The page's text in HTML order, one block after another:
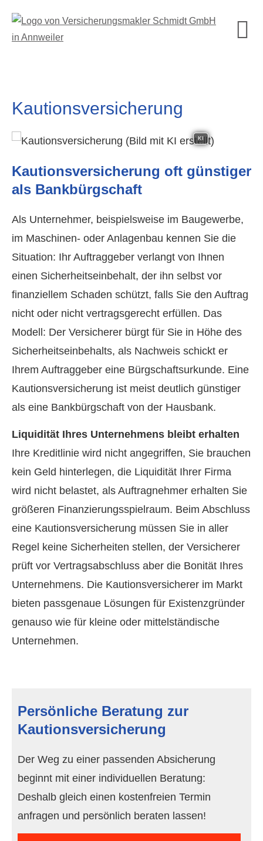
Kautionsversicherung
KI
Kautionsversicherung oft günstiger
als Bankbürgschaft
Als Unternehmer, beispielsweise im Baugewerbe,
im Maschinen- oder Anlagenbau kennen Sie die
Situation: Ihr Auftraggeber verlangt von Ihnen
einen Sicherheitseinbehalt, der ihn selbst vor
finanziellem Schaden schützt, falls Sie den Auftrag
nicht oder nicht vertragsgerecht erfüllen. Das
Modell: Der Versicherer bürgt für Sie in Höhe des
Sicherheitseinbehalts, als Nachweis schickt er
Ihrem Auftraggeber eine Bürgschaftsurkunde. Eine
Kautionsversicherung ist meist deutlich günstiger
als eine Bankbürgschaft von der Hausbank.
Liquidität Ihres Unternehmens bleibt erhalten
Ihre Kreditlinie wird nicht angegriffen, Sie brauchen
kein Geld hinterlegen, die Liquidität Ihrer Firma
wird nicht belastet, als Auftragnehmer erhalten Sie
größeren Finanzierungsspielraum. Beim Abschluss
eine Kautionsversicherung müssen Sie in aller
Regel keine Sicherheiten stellen, der Versicherer
prüft vor Vertragsabschluss aber die Bonität Ihres
Unternehmens. Die Kautionsversicherer im Markt
bieten passgenaue Lösungen für Existenzgründer
genauso wie für kleine oder mittelständische
Unternehmen.
Persönliche Beratung zur
Kautionsversicherung
Der Weg zu einer passenden Absicherung
beginnt mit einer individuellen Beratung:
Deshalb gleich einen kostenfreien Termin
anfragen und persönlich beraten lassen!